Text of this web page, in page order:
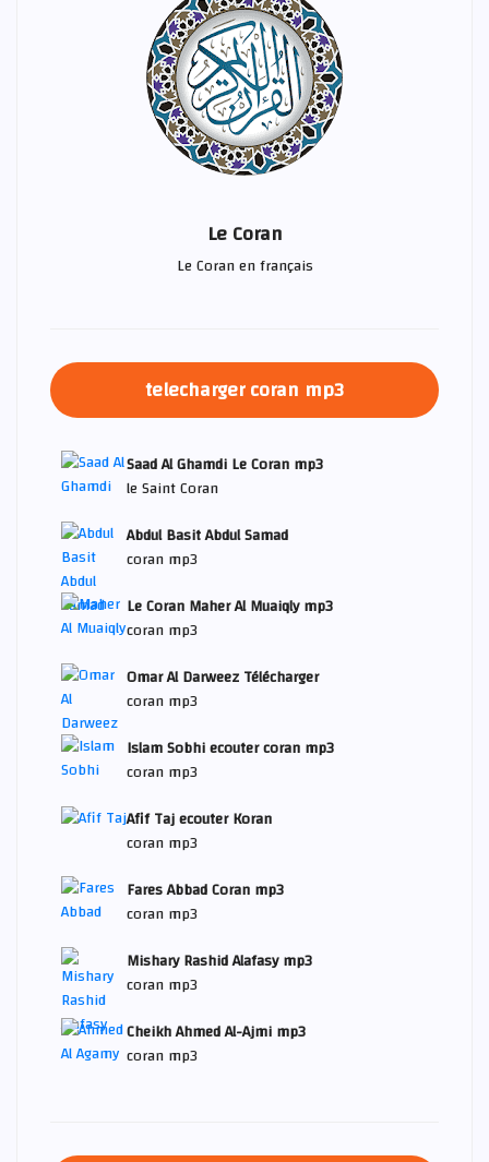
Le Coran
Le Coran en français
telecharger coran mp3
Saad Al Ghamdi Le Coran mp3
le Saint Coran
Abdul Basit Abdul Samad
coran mp3
Le Coran Maher Al Muaiqly mp3
coran mp3
Omar Al Darweez Télécharger
coran mp3
Islam Sobhi ecouter coran mp3
coran mp3
Afif Taj ecouter Koran
coran mp3
Fares Abbad Coran mp3
coran mp3
Mishary Rashid Alafasy mp3
coran mp3
Cheikh Ahmed Al-Ajmi mp3
coran mp3